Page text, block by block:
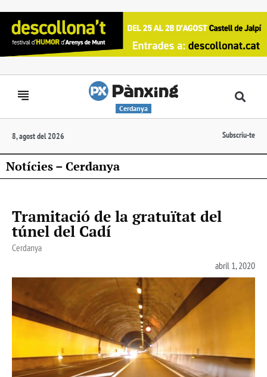
Cerdanya
8, agost del 2026 Subscriu-te
Notícies – Cerdanya
Tramitació de la gratuïtat del
túnel del Cadí
Cerdanya
abril 1, 2020